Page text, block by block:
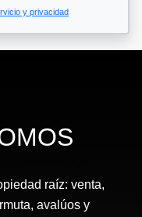
y privacidad
raíz: venta,
avalúos y